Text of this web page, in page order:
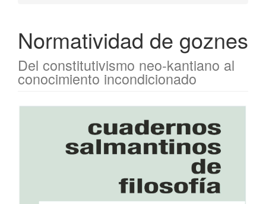
Normatividad de goznes
Del constitutivismo neo-kantiano al
conocimiento incondicionado
Barra